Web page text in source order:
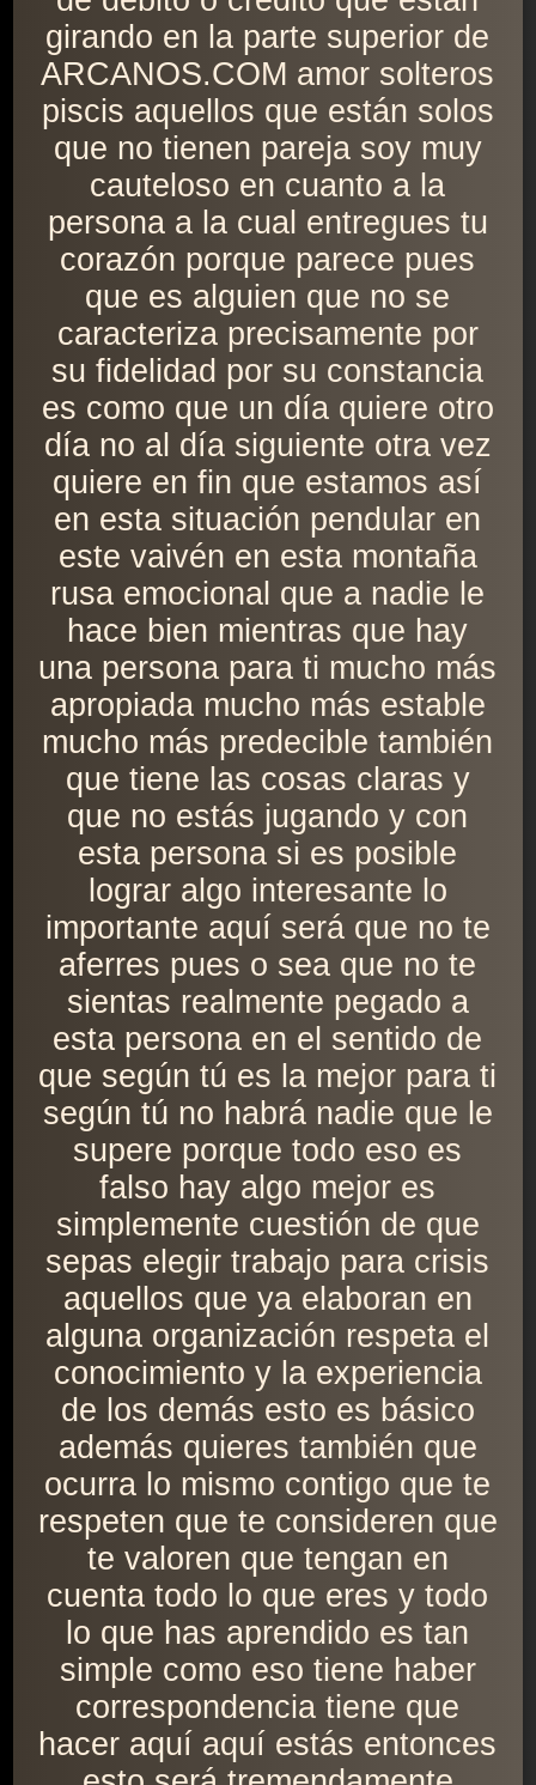
girando en la parte superior de
ARCANOS.COM amor solteros
piscis aquellos que están solos
que no tienen pareja soy muy
cauteloso en cuanto a la
persona a la cual entregues tu
corazón porque parece pues
que es alguien que no se
caracteriza precisamente por
su fidelidad por su constancia
es como que un día quiere otro
día no al día siguiente otra vez
quiere en fin que estamos así
en esta situación pendular en
este vaivén en esta montaña
rusa emocional que a nadie le
hace bien mientras que hay
una persona para ti mucho más
apropiada mucho más estable
mucho más predecible también
que tiene las cosas claras y
que no estás jugando y con
esta persona si es posible
lograr algo interesante lo
importante aquí será que no te
aferres pues o sea que no te
sientas realmente pegado a
esta persona en el sentido de
que según tú es la mejor para ti
según tú no habrá nadie que le
supere porque todo eso es
falso hay algo mejor es
simplemente cuestión de que
sepas elegir trabajo para crisis
aquellos que ya elaboran en
alguna organización respeta el
conocimiento y la experiencia
de los demás esto es básico
además quieres también que
ocurra lo mismo contigo que te
respeten que te consideren que
te valoren que tengan en
cuenta todo lo que eres y todo
lo que has aprendido es tan
simple como eso tiene haber
correspondencia tiene que
hacer aquí aquí estás entonces